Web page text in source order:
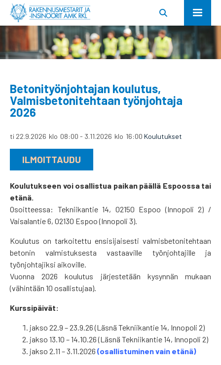
Betonityönjohtajan koulutus,
Valmisbetonitehtaan työnjohtaja
2026
ti 22.9.2026 klo 08:00 - 3.11.2026 klo 16:00 Koulutukset
ILMOITTAUDU
Koulutukseen voi osallistua paikan päällä Espoossa tai
etänä.
Osoitteessa: Tekniikantie 14, 02150 Espoo (Innopoli 2) /
Vaisalantie 6, 02130 Espoo (Innopoli 3).
Koulutus on tarkoitettu ensisijaisesti valmisbetonitehtaan
betonin valmistuksesta vastaaville työnjohtajille ja
työnjohtajiksi aikoville.
Vuonna 2026 koulutus järjestetään kysynnän mukaan
(vähintään 10 osallistujaa).
Kurssipäivät:
jakso 22.9 – 23.9.26 (Läsnä Tekniikantie 14, Innopoli 2)
jakso 13.10 – 14.10.26 (Läsnä Tekniikantie 14, Innopoli 2)
jakso 2.11 – 3.11.2026(osallistuminen vain etänä)